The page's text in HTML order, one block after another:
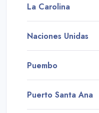
La Carolina
Naciones Unidas
Puembo
Puerto Santa Ana